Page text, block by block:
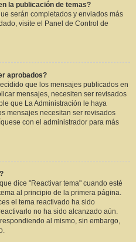
la publicación de temas?
serán completados y enviados más
visite el Panel de Control de
aprobados?
que los mensajes publicados en
mensajes, necesiten ser revisados
que La Administración le haya
mensajes necesitan ser revisados
con el administrador para más
dice "Reactivar tema" cuando esté
al principio de la primera página.
el tema reactivado ha sido
no ha sido alcanzado aún.
al mismo, sin embargo,